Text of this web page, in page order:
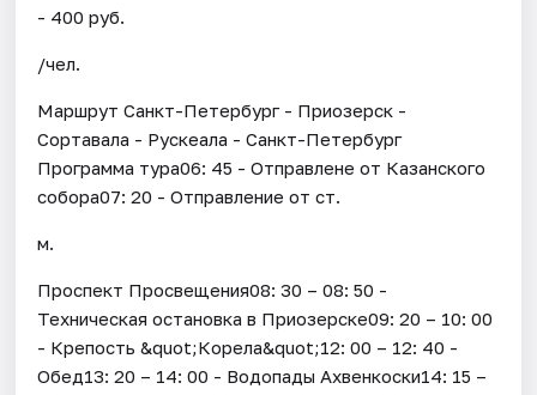
- 400 руб.
/чел.
Маршрут Санкт-Петербург - Приозерск -
Сортавала - Рускеала - Санкт-Петербург
Программа тура06: 45 - Отправлене от Казанского
собора07: 20 - Отправление от ст.
м.
Проспект Просвещения08: 30 – 08: 50 -
Техническая остановка в Приозерске09: 20 – 10: 00
- Крепость &quot;Корела&quot;12: 00 – 12: 40 -
Обед13: 20 – 14: 00 - Водопады Ахвенкоски14: 15 –